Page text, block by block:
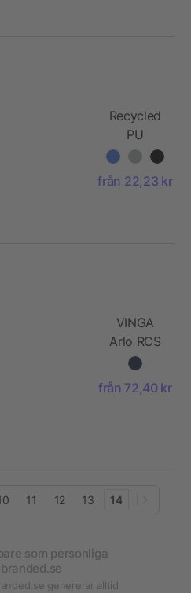
Recycled
PU
notebook
(A5) and
ballpen set
från 22,23 kr
VINGA
Arlo RCS
executive
writing set
från 72,40 kr
11 12 13 14
som personliga
genererar alltid